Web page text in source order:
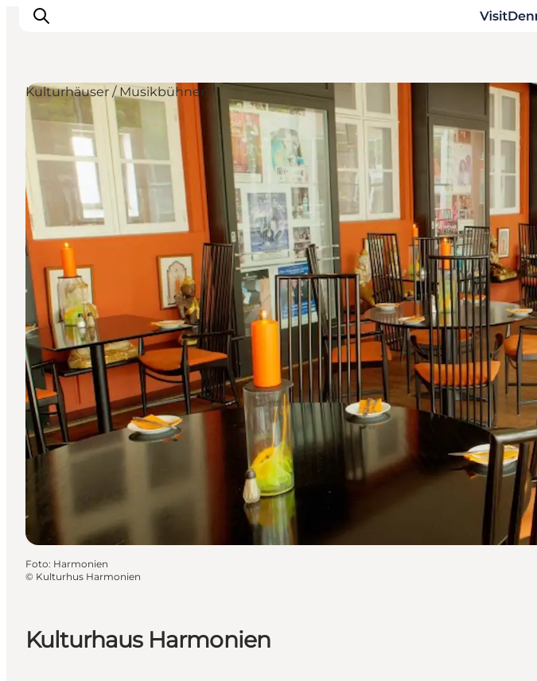
Inspiration
Regionen
Erlebnisse
Unterkünfte
Reiseplanung
Kulturhaus Harmonien
Kulturhäuser / Musikbühnen
Foto: Harmonien
© Kulturhus Harmonien